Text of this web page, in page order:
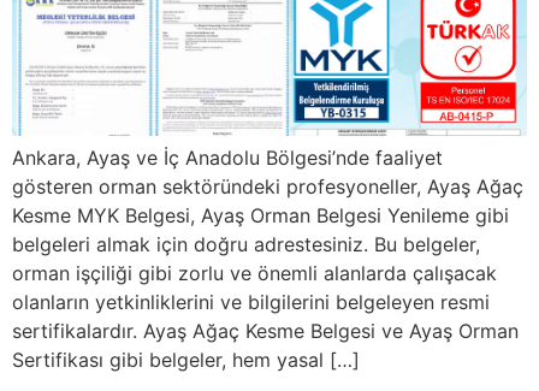
Ankara, Ayaş ve İç Anadolu Bölgesi’nde faaliyet
gösteren orman sektöründeki profesyoneller, Ayaş Ağaç
Kesme MYK Belgesi, Ayaş Orman Belgesi Yenileme gibi
belgeleri almak için doğru adrestesiniz. Bu belgeler,
orman işçiliği gibi zorlu ve önemli alanlarda çalışacak
olanların yetkinliklerini ve bilgilerini belgeleyen resmi
sertifikalardır. Ayaş Ağaç Kesme Belgesi ve Ayaş Orman
Sertifikası gibi belgeler, hem yasal […]